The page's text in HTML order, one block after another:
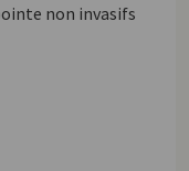
non invasifs